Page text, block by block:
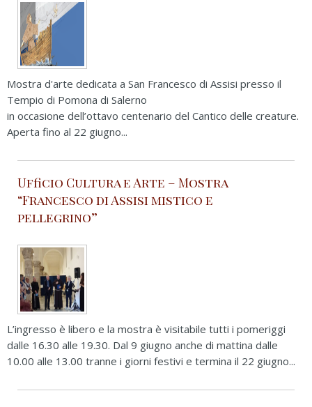
Mostra d'arte dedicata a San Francesco di Assisi presso il
Tempio di Pomona di Salerno
in occasione dell’ottavo centenario del Cantico delle creature.
Aperta fino al 22 giugno...
Ufficio Cultura e Arte – Mostra
“Francesco di Assisi mistico e
pellegrino”
L’ingresso è libero e la mostra è visitabile tutti i pomeriggi
dalle 16.30 alle 19.30. Dal 9 giugno anche di mattina dalle
10.00 alle 13.00 tranne i giorni festivi e termina il 22 giugno...